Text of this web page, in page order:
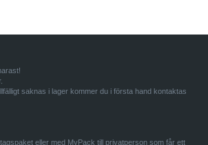
saknas i lager kommer du i första hand kontaktas
eller med MyPack till privatperson som får ett